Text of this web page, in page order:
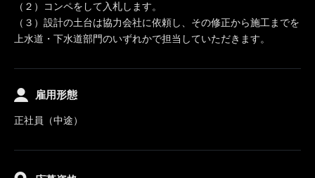
（２）コンペをして入札します。
（３）設計の土台は協力会社に依頼し、その修正から施工までを
上水道・下水道部門のいずれかで担当していただきます。
雇用形態
正社員（中途）